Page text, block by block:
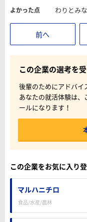
よかった点 わりとみ
前へ
この企業の選考を
後輩のためにアドバイ
あなたの就活体験は
ールになります！
この企業をお気に入り
マルハニチロ
食品/水産/農林